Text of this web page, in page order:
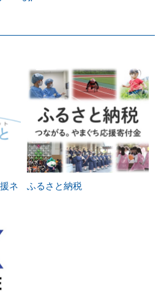
ネ
ふるさと納税